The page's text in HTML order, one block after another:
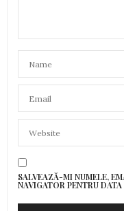
SALVEAZĂ-MI NUMELE,
NAVIGATOR PENTRU